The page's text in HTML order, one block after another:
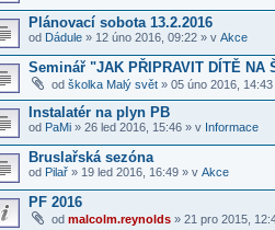
Plánovací sobota 13.2.2016
od Dádule » 12 úno 2016, 09:22 » v Akce
Seminář "JAK PŘIPRAVIT DÍTĚ NA
od školka Malý svět » 05 úno 2016, 14:43
Instalatér na plyn PB
od PaMi » 26 led 2016, 15:46 » v Informace
Bruslařská sezóna
od Pilař » 19 led 2016, 16:49 » v Akce
PF 2016
od malcolm.reynolds » 21 pro 2015,